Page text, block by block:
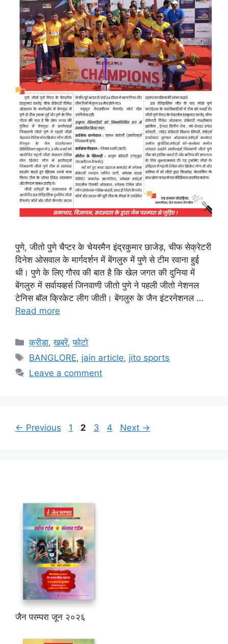
पुणे, जीतो पुणे चैप्टर के चेयरमैन इंद्रकुमार छाजेड़, चीफ सेक्रेटरी
दिनेश ओसवाल के मार्गदर्शन में बेंगलुरु में पुणे से टीम रवाना हुई
थी। पुणे के लिए गौरव की बात है कि खेल जगत की दुनिया में
बेंगलुरु में सर्वायव्हर्स जिनवाणी जीतो पुणे ने पहली जीतो नेशनल
टेनिस बॉल क्रिकेट लीग जीती। बेंगलुरु के जैन इंटरनेशनल …
Read more
Categories
क्रीड़ा,खबरें,फोटो
Tags
BANGLORE, jain article, jito sports
Leave a comment
← Previous Page
1 Page
2 Page
3 Page
4 Next →
जैन परम्परा जून २०२६